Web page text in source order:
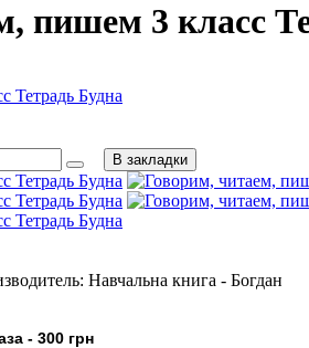
пишем 3 класс
Навчальна книга - Богдан
- 300 грн
В закладки